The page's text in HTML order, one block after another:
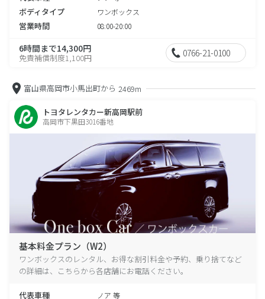
ボディタイプ ワンボックス
営業時間 08:00-20:00
6時間まで14,300円
免責補償制度1,100円 0766-21-0100
富山県高岡市小馬出町から 2469m
トヨタレンタカー新高岡駅前
高岡市下黒田3016番地
基本料金プラン（W2）
ワンボックスのレンタル、お得な割引料金や予約、乗り捨てなど
の詳細は、こちらから各店舗にお電話ください。
代表車種 ノア 等